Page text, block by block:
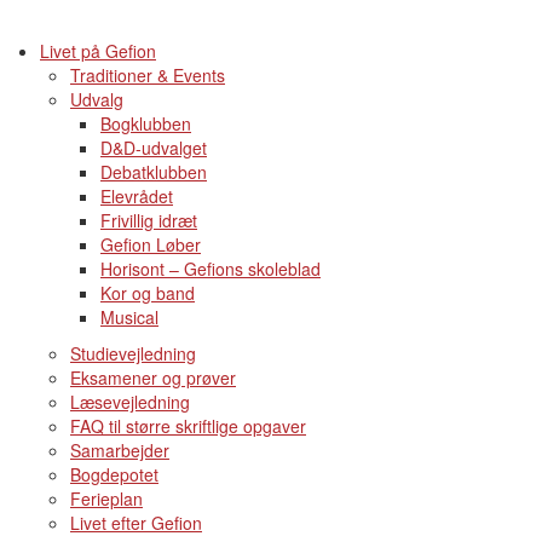
Livet på Gefion
Traditioner & Events
Udvalg
Bogklubben
D&D-udvalget
Debatklubben
Elevrådet
Frivillig idræt
Gefion Løber
Horisont – Gefions skoleblad
Kor og band
Musical
Studievejledning
Eksamener og prøver
Læsevejledning
FAQ til større skriftlige opgaver
Samarbejder
Bogdepotet
Ferieplan
Livet efter Gefion